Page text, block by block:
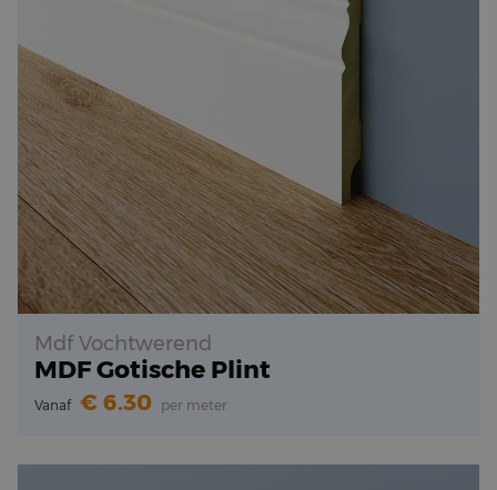
Mdf Vochtwerend
MDF Gotische Plint
Vanaf 6.30 per meter